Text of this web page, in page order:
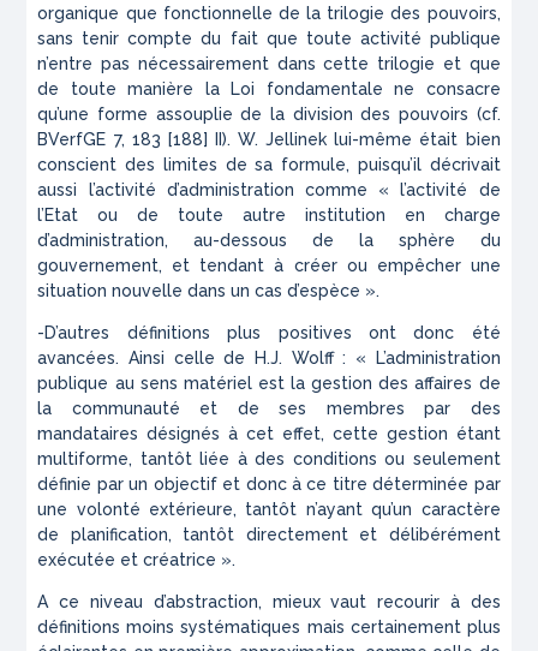
organique que fonctionnelle de la trilogie des pouvoirs,
sans tenir compte du fait que toute activité publique
n’entre pas nécessairement dans cette trilogie et que
de toute manière la Loi fondamentale ne consacre
qu’une forme assouplie de la division des pouvoirs (cf.
BVerfGE 7, 183 [188] II). W. Jellinek lui-même était bien
conscient des limites de sa formule, puisqu’il décrivait
aussi l’activité d’administration comme « l’activité de
l’Etat ou de toute autre institution en charge
d’administration, au-dessous de la sphère du
gouvernement, et tendant à créer ou empêcher une
situation nouvelle dans un cas d’espèce ».
-D’autres définitions plus positives ont donc été
avancées. Ainsi celle de H.J. Wolff : « L’administration
publique au sens matériel est la gestion des affaires de
la communauté et de ses membres par des
mandataires désignés à cet effet, cette gestion étant
multiforme, tantôt liée à des conditions ou seulement
définie par un objectif et donc à ce titre déterminée par
une volonté extérieure, tantôt n’ayant qu’un caractère
de planification, tantôt directement et délibérément
exécutée et créatrice ».
A ce niveau d’abstraction, mieux vaut recourir à des
définitions moins systématiques mais certainement plus